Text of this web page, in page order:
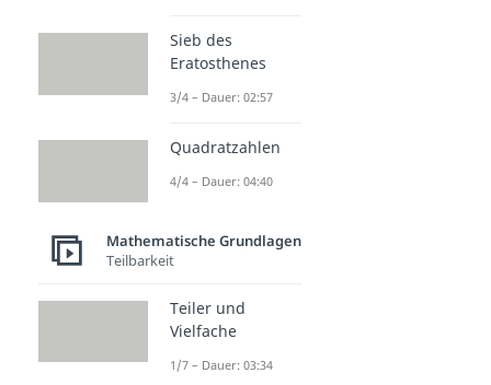
Sieb des
Eratosthenes
3/4 – Dauer: 02:57
Quadratzahlen
4/4 – Dauer: 04:40
Mathematische Grundlagen
Teilbarkeit
Teiler und
Vielfache
1/7 – Dauer: 03:34